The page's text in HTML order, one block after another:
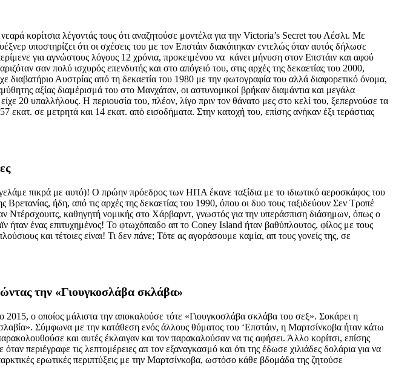
κορίτσια λέγοντάς τους ότι αναζητούσε μοντέλα για την Victoria’s Secret του Λέσλι. Με
υποστηρίζει ότι οι σχέσεις του με τον Επστάιν διακόπηκαν εντελώς όταν αυτός δήλωσε
για αγνώστους λόγους 12 χρόνια, προκειμένου να κάνει μήνυση στον Επστάιν και αφού
σαν πολύ ισχυρός επενδυτής και στο απόγειό του, στις αρχές της δεκαετίας του 2000,
διαβατήριο Αυστρίας από τη δεκαετία του 1980 με την φωτογραφία του αλλά διαφορετικό όνομα,
αξίας διαμέρισμά του στο Μανχάταν, οι αστυνομικοί βρήκαν διαμάντια και μεγάλα
20 υπαλλήλους. Η περιουσία του, πλέον, λίγο πριν τον θάνατο μες στο κελί του, ξεπερνούσε τα
σε μετρητά και 14 εκατ. από εισοδήματα. Στην κατοχή του, επίσης ανήκαν έξι τεράστιας
πικρά με αυτό)! Ο πρώην πρόεδρος των ΗΠΑ έκανε ταξίδια με το ιδιωτικό αεροσκάφος του
ήδη, από τις αρχές της δεκαετίας του 1990, όπου οι δυο τους ταξιδεύουν Σεν Τροπέ
Ντέρσχουιτς, καθηγητή νομικής στο Χάρβαρντ, γνωστός για την υπεράσπιση διάσημων, όπως ο
ήταν ένας επιτυχημένος! Το φτωχόπαιδο απ το Coney Island ήταν βαθύπλουτος, φίλος με τους
και τέτοιες είναι! Τι δεν πάνε; Τότε ας αγοράσουμε καμία, απ τους γονείς της, σε
την «Γιουγκοσλάβα σκλάβα»
ο οποίος μάλιστα την αποκαλούσε τότε «Γιουγκοσλάβα σκλάβα του σεξ». Σοκάρει η
Σύμφωνα με την κατάθεση ενός άλλους θύματος του ‘Επστάιν, η Μαρτσίνκοβα ήταν κάτω
και αυτές έκλαιγαν και τον παρακαλούσαν να τις αφήσει. Άλλο κορίτσι, επίσης
περιέγραφε τις λεπτομέρειες απ τον εξαναγκασμό και ότι της έδωσε χιλιάδες δολάρια για να
ερωτικές περιπτύξεις με την Μαρτσίνκοβα, ωστόσο κάθε βδομάδα της ζητούσε